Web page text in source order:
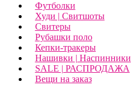
Футболки
Худи | Свитшоты
Свитеры
Рубашки поло
Кепки-тракеры
Нашивки | Наспинники
SALE | РАСПРОДАЖА
Вещи на заказ